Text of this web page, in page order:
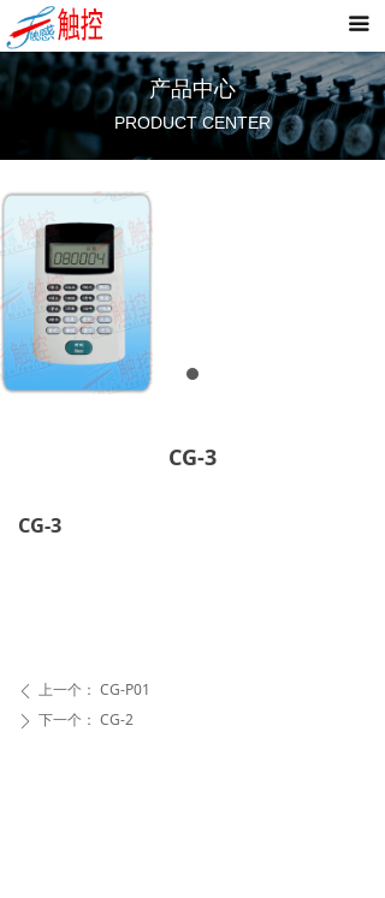
끀
首页
品牌文化
产品中心
工程案例
新闻资讯
产品中心
PRODUCT CENTER
CG-3
ꄴ 上一个： CG-P01
ꄲ 下一个： CG-2
CG-3